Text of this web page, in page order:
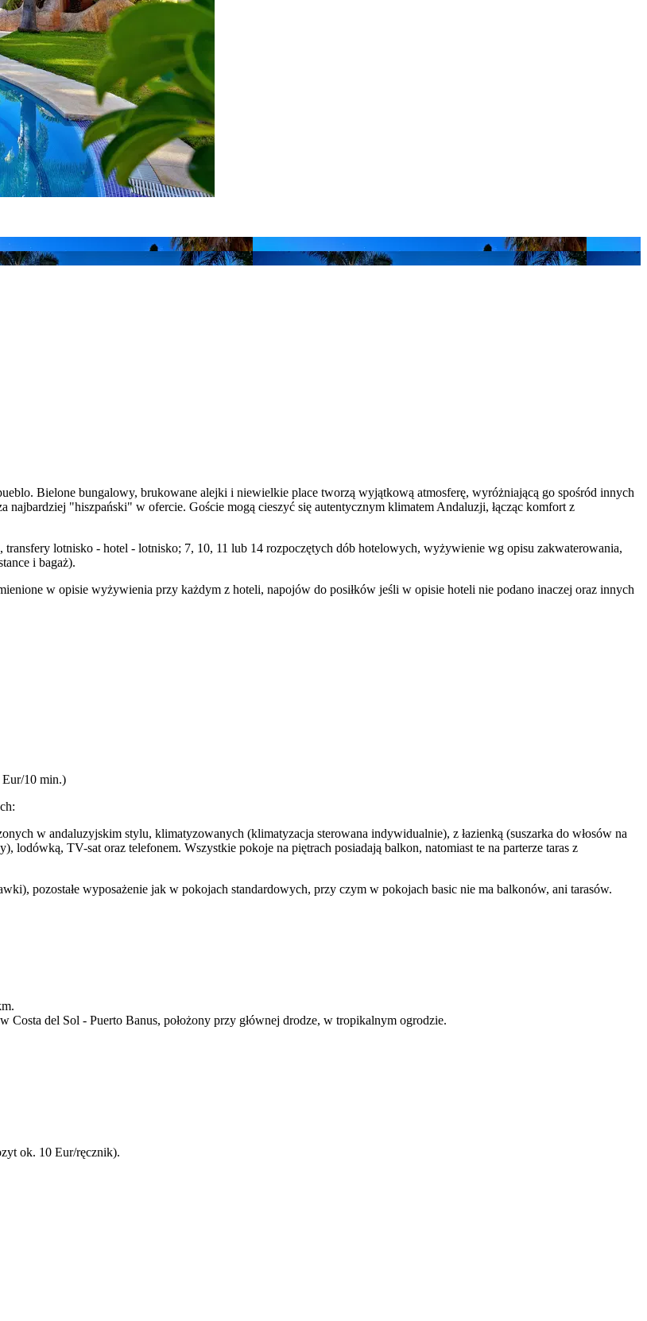
Bielone bungalowy, brukowane alejki i niewielkie place tworzą wyjątkową atmosferę, wyróżniającą go spośród innych
najbardziej "hiszpański" w ofercie. Goście mogą cieszyć się autentycznym klimatem Andaluzji, łącząc komfort z
transfery lotnisko - hotel - lotnisko; 7, 10, 11 lub 14 rozpoczętych dób hotelowych, wyżywienie wg opisu zakwaterowania,
i bagaż).
w opisie wyżywienia przy każdym z hoteli, napojów do posiłków jeśli w opisie hoteli nie podano inaczej oraz innych
Eur/10 min.)
w andaluzyjskim stylu, klimatyzowanych (klimatyzacja sterowana indywidualnie), z łazienką (suszarka do włosów na
lodówką, TV-sat oraz telefonem. Wszystkie pokoje na piętrach posiadają balkon, natomiast te na parterze taras z
pozostałe wyposażenie jak w pokojach standardowych, przy czym w pokojach basic nie ma balkonów, ani tarasów.
del Sol - Puerto Banus, położony przy głównej drodze, w tropikalnym ogrodzie.
ok. 10 Eur/ręcznik).